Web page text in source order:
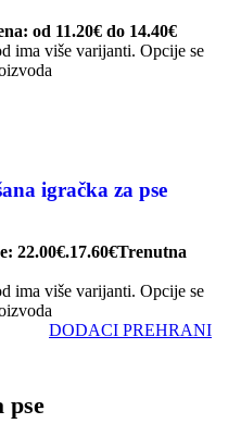
od 11.20€ do 14.40€
ima više varijanti. Opcije se
igračka za pse
22.00€.17.60€Trenutna
ima više varijanti. Opcije se
DODACI PREHRANI
pse